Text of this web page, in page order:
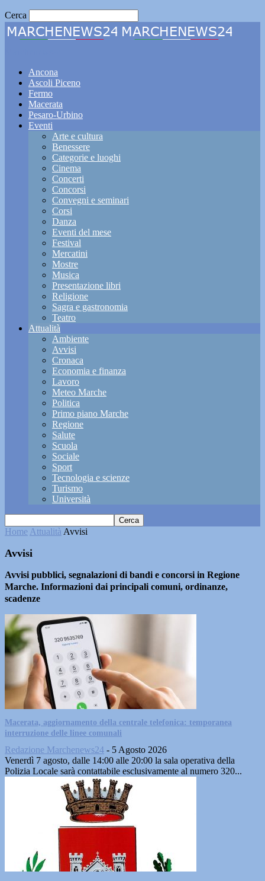
Cerca
Ancona
Ascoli Piceno
Fermo
Macerata
Pesaro-Urbino
Eventi
Arte e cultura
Benessere
Categorie e luoghi
Cinema
Concerti
Concorsi
Convegni e seminari
Corsi
Danza
Eventi del mese
Festival
Mercatini
Mostre
Musica
Presentazione libri
Religione
Sagra e gastronomia
Teatro
Attualità
Ambiente
Avvisi
Cronaca
Economia e finanza
Lavoro
Meteo Marche
Politica
Primo piano Marche
Regione
Salute
Scuola
Sociale
Sport
Tecnologia e scienze
Turismo
Università
Home Attualità Avvisi
Avvisi
Avvisi pubblici, segnalazioni di bandi e concorsi in Regione
Marche. Informazioni dai principali comuni, ordinanze,
scadenze
Macerata, aggiornamento della centrale telefonica: temporanea
interruzione delle linee comunali
Redazione Marchenews24 - 5 Agosto 2026
Venerdì 7 agosto, dalle 14:00 alle 20:00 la sala operativa della
Polizia Locale sarà contattabile esclusivamente al numero 320...